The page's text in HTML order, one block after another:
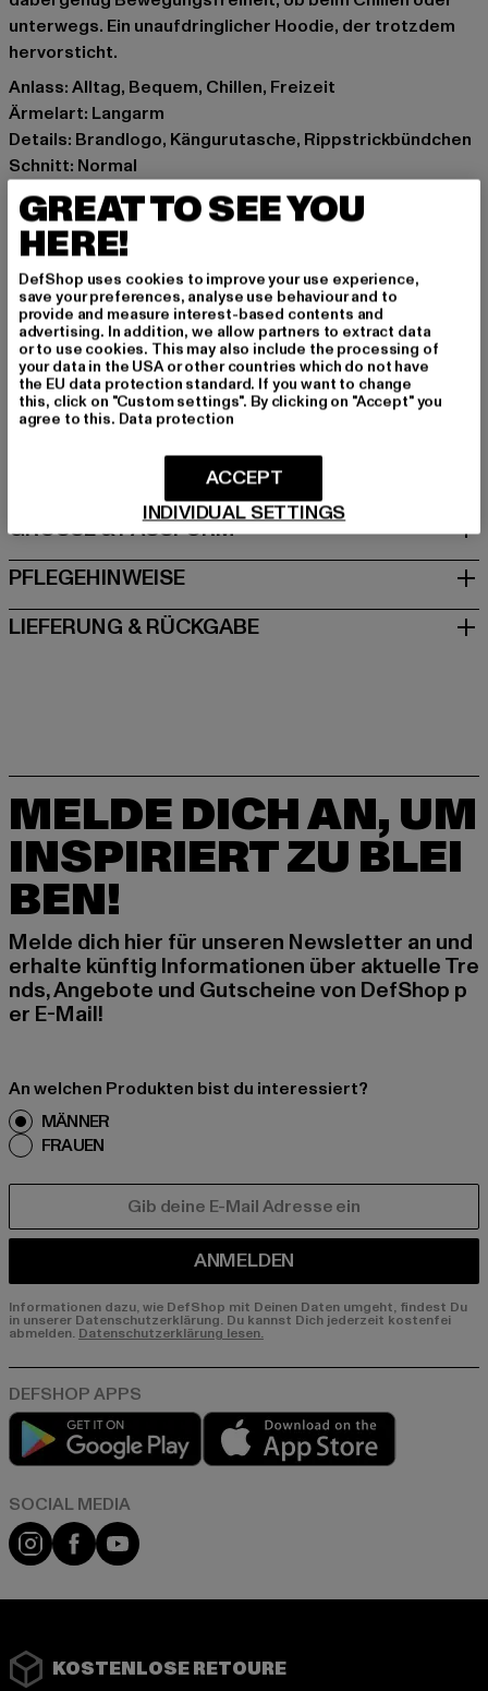
unterwegs. Ein unaufdringlicher Hoodie, der trotzdem
hervorsticht.
Anlass: Alltag, Bequem, Chillen, Freizeit
Ärmelart: Langarm
Details: Brandlogo, Kängurutasche, Rippstrickbündchen
Schnitt: Normal
Marke: Ecko Unltd.
Kat.: Hoodies
Farbe: blau
Hersteller Farbe: allure
Materialzusammensetzung: 80% Baumwolle, 20%
Polyester
Art.Nr: ECKOHD1143-13870
Hersteller: TB International GmbH |info@tbint.de
Dr.-Robert-Murjahn-Straße 7 | 64372 Ober-Ramstadt |
GRÖSSE & PASSFORM
PFLEGEHINWEISE
LIEFERUNG & RÜCKGABE
MELDE DICH AN, UM
INSPIRIERT ZU BLEI
BEN!
Melde dich hier für unseren Newsletter an und
erhalte künftig Informationen über aktuelle Tre
nds, Angebote und Gutscheine von DefShop p
er E-Mail!
An welchen Produkten bist du interessiert?
MÄNNER
FRAUEN
ANMELDEN
Informationen dazu, wie DefShop mit Deinen Daten umgeht, findest Du
in unserer Datenschutzerklärung. Du kannst Dich jederzeit kostenfei
abmelden. Datenschutzerklärung lesen.
Play market
Instagram
FacebookYouTube
KOSTENLOSE RETOURE
GREAT TO SEE YOU
HERE!
DefShop uses cookies to improve your use experience,
save your preferences, analyse use behaviour and to
provide and measure interest-based contents and
advertising. In addition, we allow partners to extract data
or to use cookies. This may also include the processing of
your data in the USA or other countries which do not have
the EU data protection standard. If you want to change
this, click on "Custom settings". By clicking on "Accept" you
agree to this. Data protection
INDIVIDUAL SETTINGS
ACCEPT